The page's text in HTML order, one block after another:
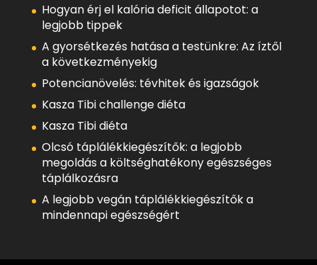
Hogyan érj el kalória deficit állapotot: a
legjobb tippek
A gyorsétkezés hatása a testünkre: Az íztől
a következményekig
Potencianövelés: tévhitek és igazságok
Kasza Tibi challenge diéta
Kasza Tibi diéta
Olcsó táplálékkiegészítők: a legjobb
megoldás a költséghatékony egészséges
táplálkozásra
A legjobb vegán táplálékkiegészítők a
mindennapi egészségért